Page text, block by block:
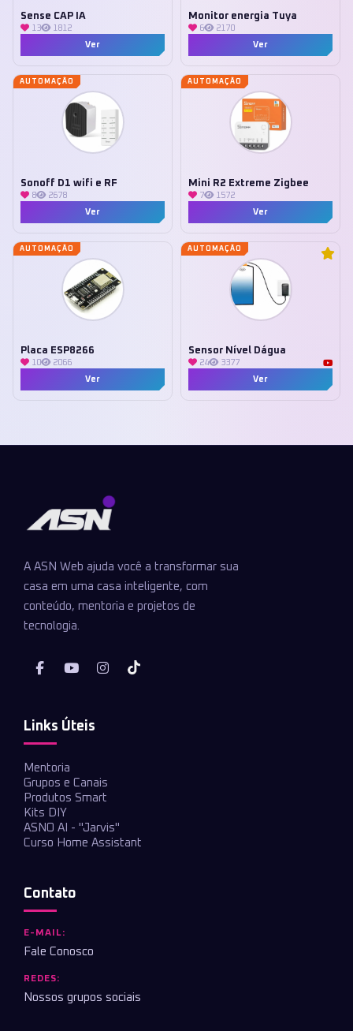
Sense CAP IA
13
1812
Ver
Monitor energia Tuya
6
2170
Ver
AUTOMAÇÃO
Sonoff D1 wifi e RF
8
2678
Ver
AUTOMAÇÃO
Mini R2 Extreme Zigbee
7
1572
Ver
AUTOMAÇÃO
Placa ESP8266
10
2066
Ver
AUTOMAÇÃO
Sensor Nível Dágua
24
3377
Ver
A ASN Web ajuda você a transformar sua
casa em uma casa inteligente, com
conteúdo, mentoria e projetos de
tecnologia.
Links Úteis
Mentoria
Grupos e Canais
Produtos Smart
Kits DIY
ASNO AI - "Jarvis"
Curso Home Assistant
Contato
E-MAIL:
Fale Conosco
REDES:
Nossos grupos sociais